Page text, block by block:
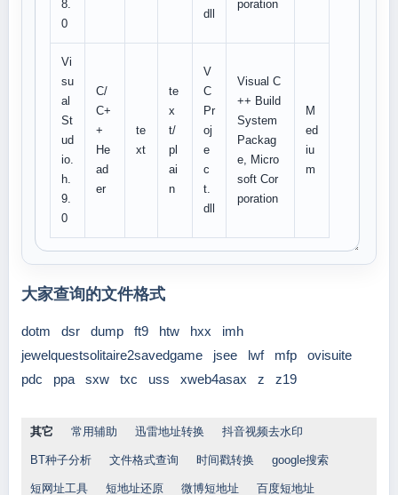
8.
0
dll
poration
Vi
su
al
St
ud
io.
h.
9.
0
C/
C+
+
He
ad
er
te
xt
te
x
t/
pl
ai
n
V
C
Pr
oj
e
c
t.
dll
Visual C
++ Build
System
Packag
e, Micro
soft Cor
poration
M
ed
iu
m
大家查询的文件格式
dotm dsr dump ft9 htw hxx
imh
jewelquestsolitaire2savedgame
jsee lwf mfp
ovisuite
pdc
ppa sxw txc uss xweb4asax z z19
其它 常用辅助 迅雷地址转换 抖音视频去水印
BT种子分析 文件格式查询 时间戳转换 google搜索
短网址工具 短地址还原 微博短地址 百度短地址